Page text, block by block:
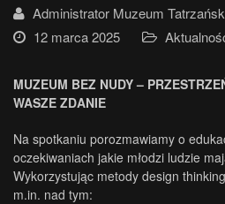
Administrator Muzeum
12 marca 2025
MUZEUM BEZ NUDY –
WASZE ZDANIE
Na spotkaniu porozmawiamy o
oczekiwaniach jakie młodzi ludzie
Wykorzystując metody design
m.in. nad tym: